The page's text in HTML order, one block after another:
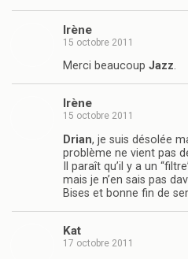
Irène
15 octobre 2011
Merci beaucoup Jazz.
Irène
15 octobre 2011
Drian, je suis désolée
problème ne vient pas
Il paraît qu’il y a un
mais je n’en sais pas
Bises et bonne fin de
Kat
17 octobre 2011